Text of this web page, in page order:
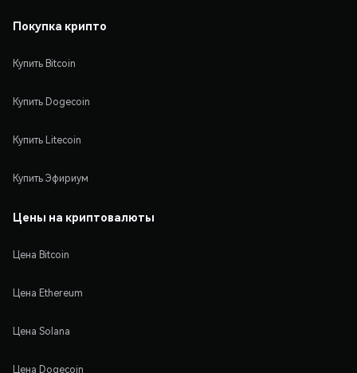
Покупка крипто
Купить Bitcoin
Купить Dogecoin
Купить Litecoin
Купить Эфириум
Цены на криптовалюты
Цена Bitcoin
Цена Ethereum
Цена Solana
Цена Dogecoin